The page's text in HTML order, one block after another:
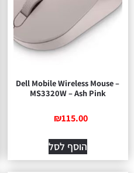
Dell Mobile Wireless Mouse –
MS3320W – Ash Pink
₪115.00
הוסף לסל